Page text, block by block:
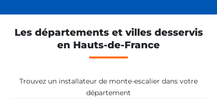
Les départements et villes desservis
en Hauts-de-France
Trouvez un installateur de monte-escalier dans votre
département